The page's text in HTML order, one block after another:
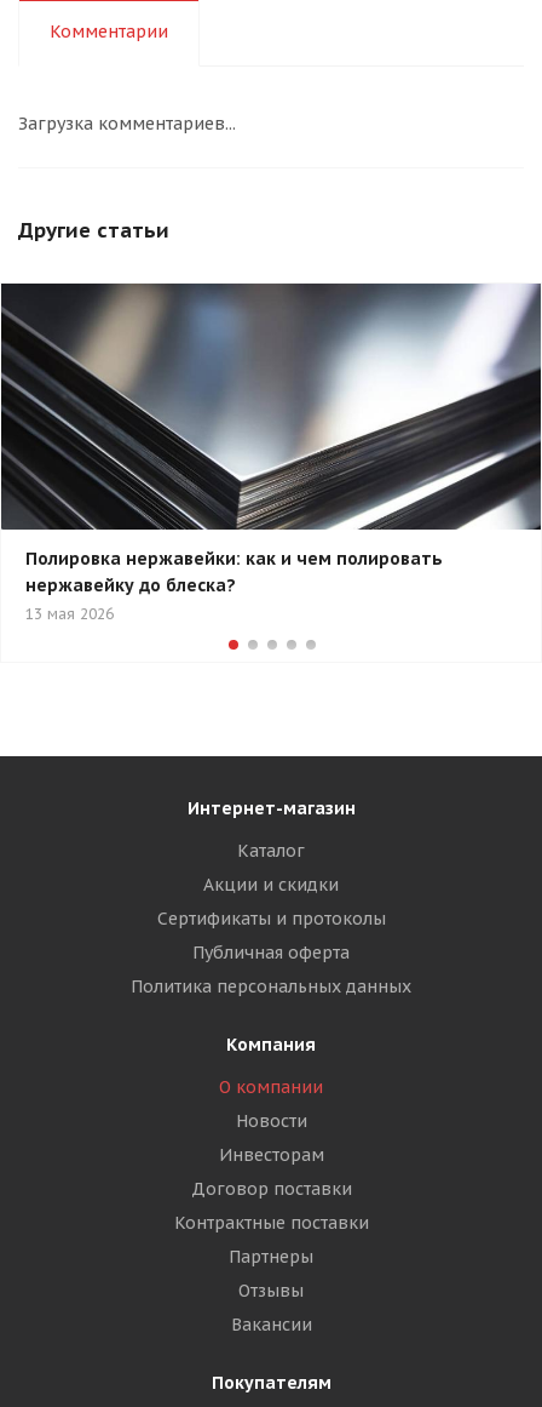
Комментарии
Загрузка комментариев...
Другие статьи
Полировка нержавейки: как и чем полировать
нержавейку до блеска?
13 мая 2026
Интернет-магазин
Каталог
Акции и скидки
Сертификаты и протоколы
Публичная оферта
Политика персональных данных
Компания
О компании
Новости
Инвесторам
Договор поставки
Контрактные поставки
Партнеры
Отзывы
Вакансии
Покупателям